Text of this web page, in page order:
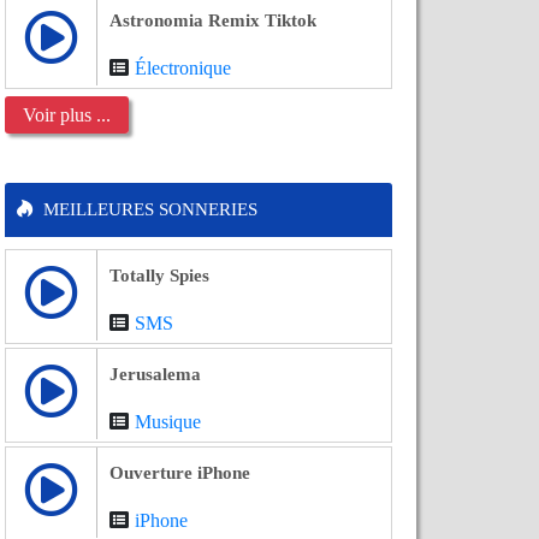
Astronomia Remix Tiktok
Électronique
Voir plus ...
MEILLEURES SONNERIES
Totally Spies
SMS
Jerusalema
Musique
Ouverture iPhone
iPhone